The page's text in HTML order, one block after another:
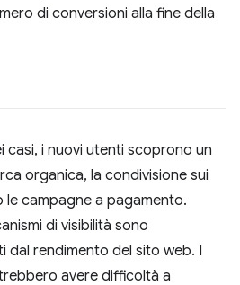
di conversioni alla fine della
casi, i nuovi utenti scoprono un
organica, la condivisione sui
le campagne a pagamento.
di visibilità sono
dal rendimento del sito web. I
avere difficoltà a